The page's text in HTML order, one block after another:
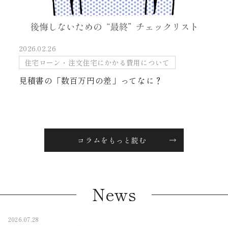
2026.02.26
住宅ローン・注文住宅にかかる費用について
見積書の「数百万円の差」ってなに？
コラムをもっと読む
News
2026.07.28